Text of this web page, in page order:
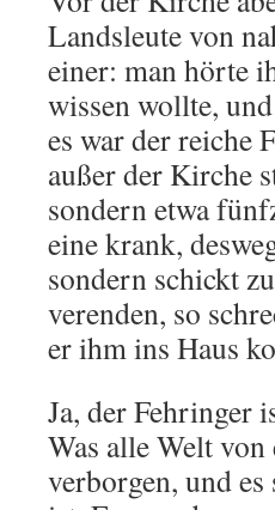
Landsleute von
einer: man hörte
wissen wollte,
es war der reiche
außer der Kirche
sondern etwa
eine krank,
sondern schickt
verenden, so
er ihm ins Haus
Ja, der Fehringer
Was alle Welt
verborgen, und